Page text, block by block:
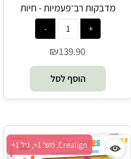
מדבקות רב־פעמיות - חיות
הסוואנה - Crealign
₪139.90
הוסף לסל
Crealign, מש' 1+, גיל 1+